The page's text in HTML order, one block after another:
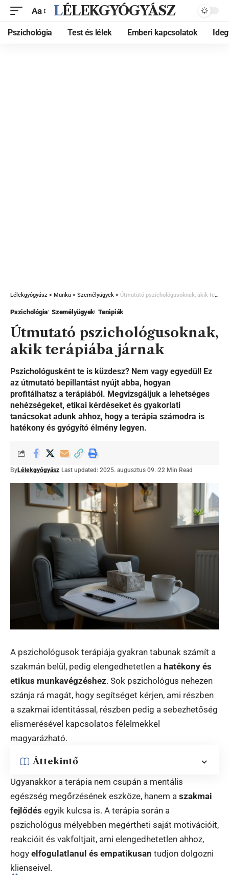
Aa LÉLEKGYÓGYÁSZ
Pszichológia Test és lélek Emberi kapcsolatok
Lélekgyógyász > Munka > Személyügyek > Útmutató pszichológusoknak, akik terápiába járnak
Pszichológia Személyügyek Terápiák
Útmutató pszichológusoknak,
akik terápiába járnak
Pszichológusként te is küzdesz? Nem vagy egyedül! Ez
az útmutató bepillantást nyújt abba, hogyan
profitálhatsz a terápiából. Megvizsgáljuk a lehetséges
nehézségeket, etikai kérdéseket és gyakorlati
tanácsokat adunk ahhoz, hogy a terápia számodra is
hatékony és gyógyító élmény legyen.
ByLélekgyógyász Last updated: 2025. augusztus 09. 22 Min Read
A pszichológusok terápiája gyakran tabunak számít a
szakmán belül, pedig elengedhetetlen a hatékony és
etikus munkavégzéshez. Sok pszichológus nehezen
szánja rá magát, hogy segítséget kérjen, ami részben
a szakmai identitással, részben pedig a sebezhetőség
elismerésével kapcsolatos félelmekkel
magyarázható.
Áttekintő
Ugyanakkor a terápia nem csupán a mentális
egészség megőrzésének eszköze, hanem a szakmai
fejlődés egyik kulcsa is. A terápia során a
pszichológus mélyebben megértheti saját motivációit,
reakcióit és vakfoltjait, ami elengedhetetlen ahhoz,
hogy elfogulatlanul és empatikusan tudjon dolgozni
klienseivel.